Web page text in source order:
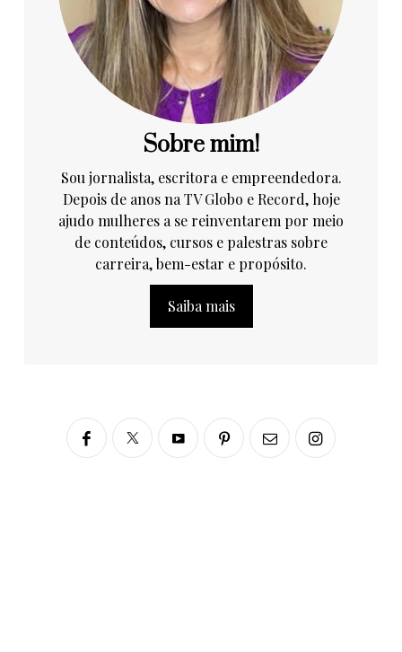
Sobre mim!
Sou jornalista, escritora e empreendedora.
Depois de anos na TV Globo e Record, hoje
ajudo mulheres a se reinventarem por meio
de conteúdos, cursos e palestras sobre
carreira, bem-estar e propósito.
Saiba mais